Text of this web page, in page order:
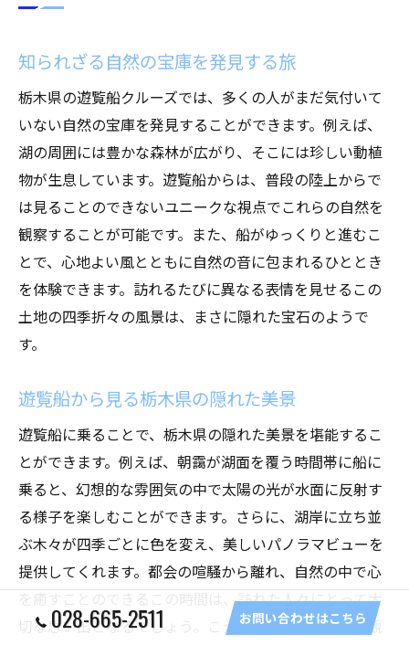
知られざる自然の宝庫を発見する旅
栃木県の遊覧船クルーズでは、多くの人がまだ気付いて
いない自然の宝庫を発見することができます。例えば、
湖の周囲には豊かな森林が広がり、そこには珍しい動植
物が生息しています。遊覧船からは、普段の陸上からで
は見ることのできないユニークな視点でこれらの自然を
観察することが可能です。また、船がゆっくりと進むこ
とで、心地よい風とともに自然の音に包まれるひととき
を体験できます。訪れるたびに異なる表情を見せるこの
土地の四季折々の風景は、まさに隠れた宝石のようで
す。
遊覧船から見る栃木県の隠れた美景
遊覧船に乗ることで、栃木県の隠れた美景を堪能するこ
とができます。例えば、朝靄が湖面を覆う時間帯に船に
乗ると、幻想的な雰囲気の中で太陽の光が水面に反射す
る様子を楽しむことができます。さらに、湖岸に立ち並
ぶ木々が四季ごとに色を変え、美しいパノラマビューを
提供してくれます。都会の喧騒から離れ、自然の中で心
を癒すことのできるこの時間は、訪れた人々にとって大
切な思い出となるでしょう。こうした遊覧船からの景観
028-665-2511 お問い合わせはこちら